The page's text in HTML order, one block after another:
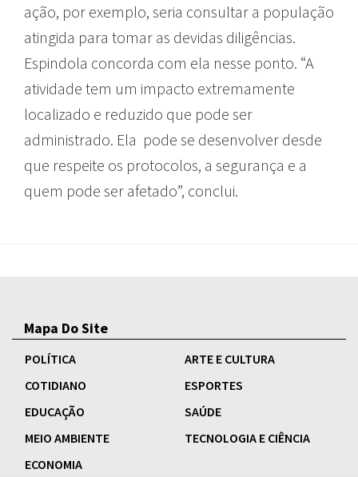
ação, por exemplo, seria consultar a população
atingida para tomar as devidas diligências.
Espindola concorda com ela nesse ponto. “A
atividade tem um impacto extremamente
localizado e reduzido que pode ser
administrado. Ela pode se desenvolver desde
que respeite os protocolos, a segurança e a
quem pode ser afetado”, conclui.
Mapa Do Site
POLÍTICA
ARTE E CULTURA
COTIDIANO
ESPORTES
EDUCAÇÃO
SAÚDE
MEIO AMBIENTE
TECNOLOGIA E CIÊNCIA
ECONOMIA